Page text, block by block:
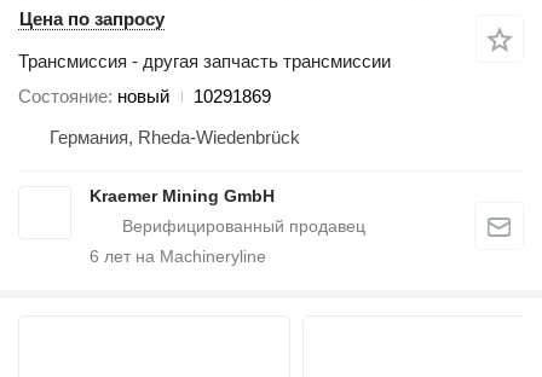
Цена по запросу
Трансмиссия - другая запчасть трансмиссии
Состояние новый
10291869
Германия, Rheda-Wiedenbrück
Kraemer Mining GmbH
6 лет на Machineryline